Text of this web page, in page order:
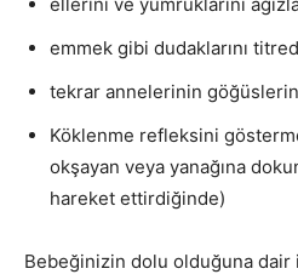
emmek gibi dudaklarını
tekrar annelerinin
Köklenme refleksini
okşayan veya yanağına
hareket ettirdiğinde)
Bebeğinizin dolu olduğuna